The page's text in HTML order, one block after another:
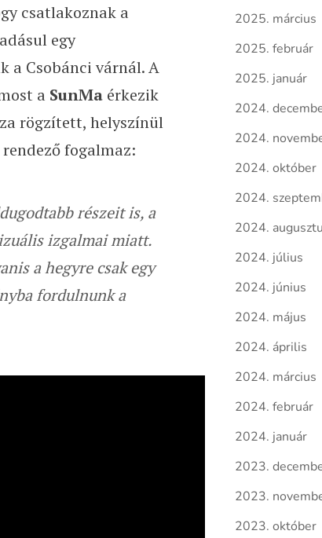
csatlakoznak a
egy
a Csobánci várnál. A
a SunMa érkezik
rögzített, helyszínül
fogalmaz:
részeit is, a
izgalmai miatt.
a hegyre csak egy
fordulnunk a
2025. március
2025. február
2025. január
2024.
2024.
2024. október
2024.
2024.
2024. július
2024. június
2024. május
2024. április
2024. március
2024. február
2024. január
2023.
2023.
2023. október